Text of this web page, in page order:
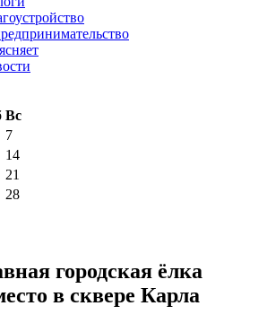
Вс
7
14
21
28
городская ёлка
в сквере Карла